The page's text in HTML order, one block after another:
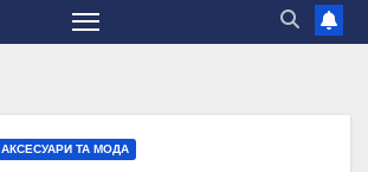
АКСЕСУАРИ ТА МОДА